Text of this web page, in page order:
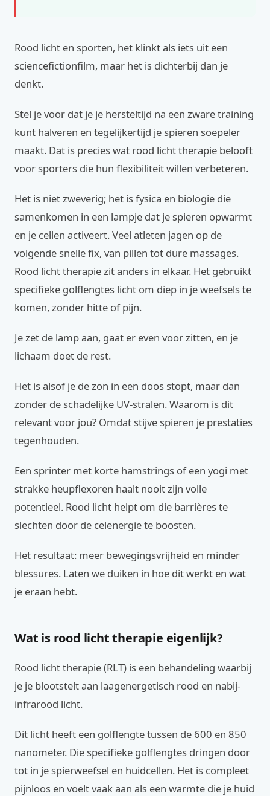
Rood licht en sporten, het klinkt als iets uit een
sciencefictionfilm, maar het is dichterbij dan je
denkt.
Stel je voor dat je je hersteltijd na een zware training
kunt halveren en tegelijkertijd je spieren soepeler
maakt. Dat is precies wat rood licht therapie belooft
voor sporters die hun flexibiliteit willen verbeteren.
Het is niet zweverig; het is fysica en biologie die
samenkomen in een lampje dat je spieren opwarmt
en je cellen activeert. Veel atleten jagen op de
volgende snelle fix, van pillen tot dure massages.
Rood licht therapie zit anders in elkaar. Het gebruikt
specifieke golflengtes licht om diep in je weefsels te
komen, zonder hitte of pijn.
Je zet de lamp aan, gaat er even voor zitten, en je
lichaam doet de rest.
Het is alsof je de zon in een doos stopt, maar dan
zonder de schadelijke UV-stralen. Waarom is dit
relevant voor jou? Omdat stijve spieren je prestaties
tegenhouden.
Een sprinter met korte hamstrings of een yogi met
strakke heupflexoren haalt nooit zijn volle
potentieel. Rood licht helpt om die barrières te
slechten door de celenergie te boosten.
Het resultaat: meer bewegingsvrijheid en minder
blessures. Laten we duiken in hoe dit werkt en wat
je eraan hebt.
Wat is rood licht therapie eigenlijk?
Rood licht therapie (RLT) is een behandeling waarbij
je je blootstelt aan laagenergetisch rood en nabij-
infrarood licht.
Dit licht heeft een golflengte tussen de 600 en 850
nanometer. Die specifieke golflengtes dringen door
tot in je spierweefsel en huidcellen. Het is compleet
pijnloos en voelt vaak aan als een warmte die je huid